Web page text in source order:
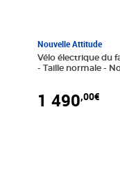
Nouvelle Attitude
Vélo électrique du
- Taille normale -
1 490,00€